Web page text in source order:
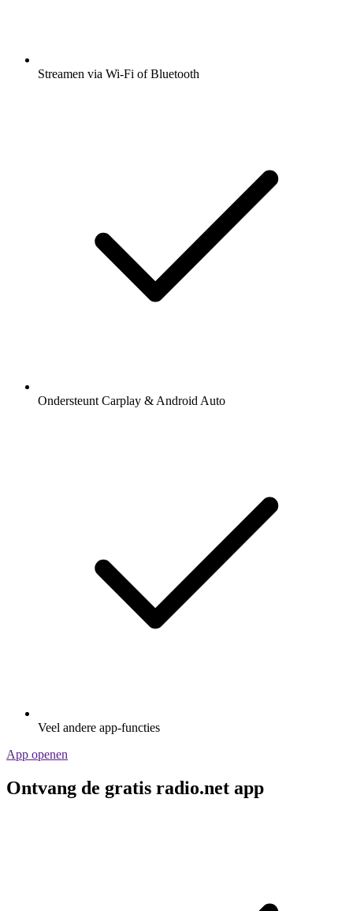
Streamen via Wi-Fi of Bluetooth
Ondersteunt Carplay & Android Auto
Veel andere app-functies
App openen
Ontvang de gratis radio.net app